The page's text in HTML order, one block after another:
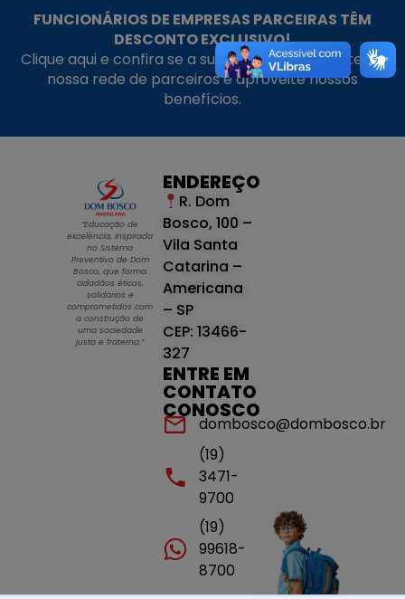
FUNCIONÁRIOS DE EMPRESAS PARCEIRAS TÊM
DESCONTO EXCLUSIVO!
Clique aqui e confira se a sua empresa faz parte da
nossa rede de parceiros e aproveite nossos
benefícios.
“Educação de
excelência, inspirada
no Sistema
Preventivo de Dom
Bosco, que forma
cidadãos éticos,
solidários e
comprometidos com
a construção de
uma sociedade
justa e fraterna.”
ENDEREÇO
R. Dom
Bosco, 100 –
Vila Santa
Catarina –
Americana
– SP
CEP: 13466-
327
ENTRE EM
CONTATO
CONOSCO
dombosco@dombosco.br
(19)
3471-
9700
(19)
99618-
8700